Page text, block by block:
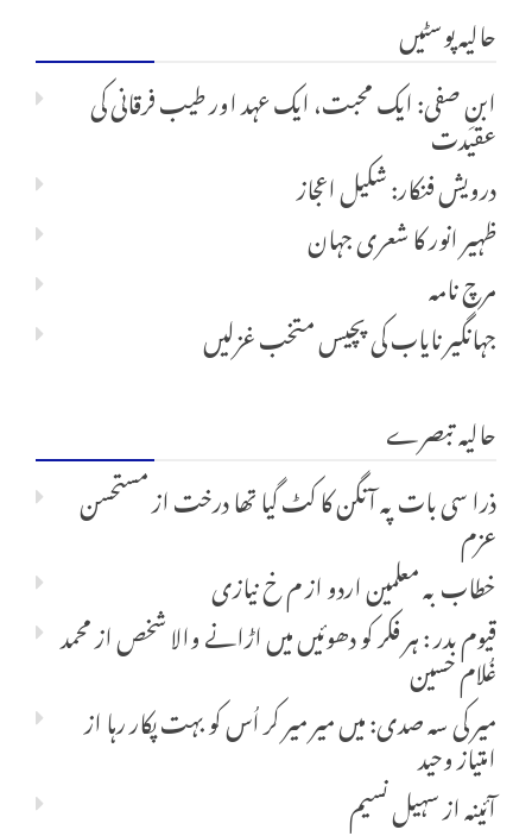
برائے:
حالیہ پوسٹیں
ابنِ صفی: ایک محبت، ایک عہد اور طیب فرقانی کی
عقیدت
درویش فنکار: شکیل اعجاز
ظہیر انور کا شعری جہان
مرچ نامہ
جہانگیر نایاب کی پچیس متخب غزلیں
حالیہ تبصرے
ذرا سی بات پہ آنگن کا کٹ گیا تھا درختازمستحسن
عزم
خطاب بہ معلمین اردوازم خ نیازی
قیوم بدر : ہر فکر کو دھوئیں میں اڑانے والا شخصازمحمد
غُلام حسین
میر کی سہ صدی: میں میر میر کر اُس کو بہت پکار رہااز
امتیاز وحید
آئینہازسہیل نسیم